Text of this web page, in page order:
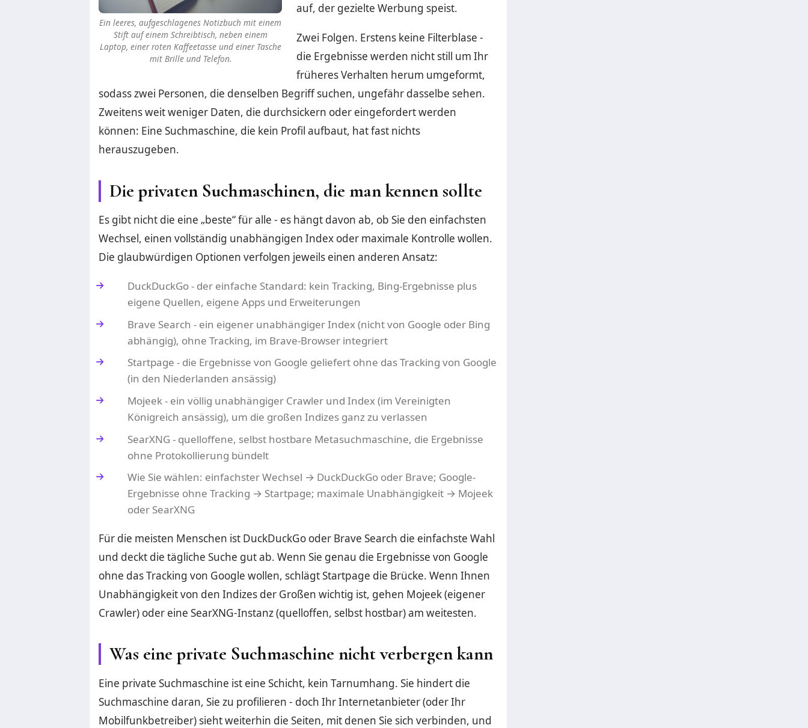
Ein leeres, aufgeschlagenes Notizbuch mit einem
Stift auf einem Schreibtisch, neben einem
Laptop, einer roten Kaffeetasse und einer Tasche
mit Brille und Telefon.
auf, der gezielte Werbung speist.
Zwei Folgen. Erstens keine Filterblase -
die Ergebnisse werden nicht still um Ihr
früheres Verhalten herum umgeformt,
sodass zwei Personen, die denselben Begriff suchen, ungefähr dasselbe sehen.
Zweitens weit weniger Daten, die durchsickern oder eingefordert werden
können: Eine Suchmaschine, die kein Profil aufbaut, hat fast nichts
herauszugeben.
Die privaten Suchmaschinen, die man kennen sollte
Es gibt nicht die eine „beste“ für alle - es hängt davon ab, ob Sie den einfachsten
Wechsel, einen vollständig unabhängigen Index oder maximale Kontrolle wollen.
Die glaubwürdigen Optionen verfolgen jeweils einen anderen Ansatz:
DuckDuckGo - der einfache Standard: kein Tracking, Bing-Ergebnisse plus
eigene Quellen, eigene Apps und Erweiterungen
Brave Search - ein eigener unabhängiger Index (nicht von Google oder Bing
abhängig), ohne Tracking, im Brave-Browser integriert
Startpage - die Ergebnisse von Google geliefert ohne das Tracking von Google
(in den Niederlanden ansässig)
Mojeek - ein völlig unabhängiger Crawler und Index (im Vereinigten
Königreich ansässig), um die großen Indizes ganz zu verlassen
SearXNG - quelloffene, selbst hostbare Metasuchmaschine, die Ergebnisse
ohne Protokollierung bündelt
Wie Sie wählen: einfachster Wechsel → DuckDuckGo oder Brave; Google-
Ergebnisse ohne Tracking → Startpage; maximale Unabhängigkeit → Mojeek
oder SearXNG
Für die meisten Menschen ist DuckDuckGo oder Brave Search die einfachste Wahl
und deckt die tägliche Suche gut ab. Wenn Sie genau die Ergebnisse von Google
ohne das Tracking von Google wollen, schlägt Startpage die Brücke. Wenn Ihnen
Unabhängigkeit von den Indizes der Großen wichtig ist, gehen Mojeek (eigener
Crawler) oder eine SearXNG-Instanz (quelloffen, selbst hostbar) am weitesten.
Was eine private Suchmaschine nicht verbergen kann
Eine private Suchmaschine ist eine Schicht, kein Tarnumhang. Sie hindert die
Suchmaschine daran, Sie zu profilieren - doch Ihr Internetanbieter (oder Ihr
Mobilfunkbetreiber) sieht weiterhin die Seiten, mit denen Sie sich verbinden, und